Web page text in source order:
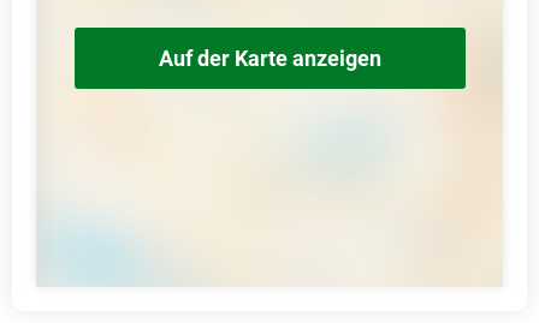
Auf der Karte anzeigen